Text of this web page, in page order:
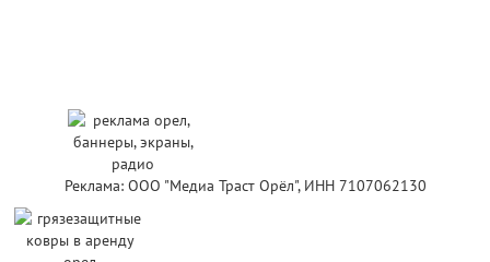
Реклама: ООО "Медиа Траст Орёл", ИНН 7107062130